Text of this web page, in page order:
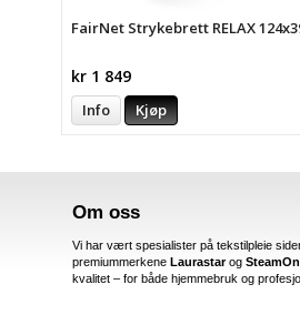
FairNet Strykebrett RELAX
kr 1 849
Info Kjøp
Om oss
Vi har vært spesialister på tekstilpleie
premiummerkene Laurastarog
kvalitet – for både hjemmebruk og